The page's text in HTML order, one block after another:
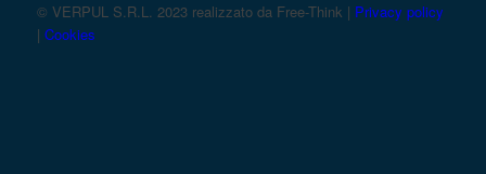
© VERPUL S.R.L. 2023 realizzato da Free-Think | Privacy policy
| Cookies